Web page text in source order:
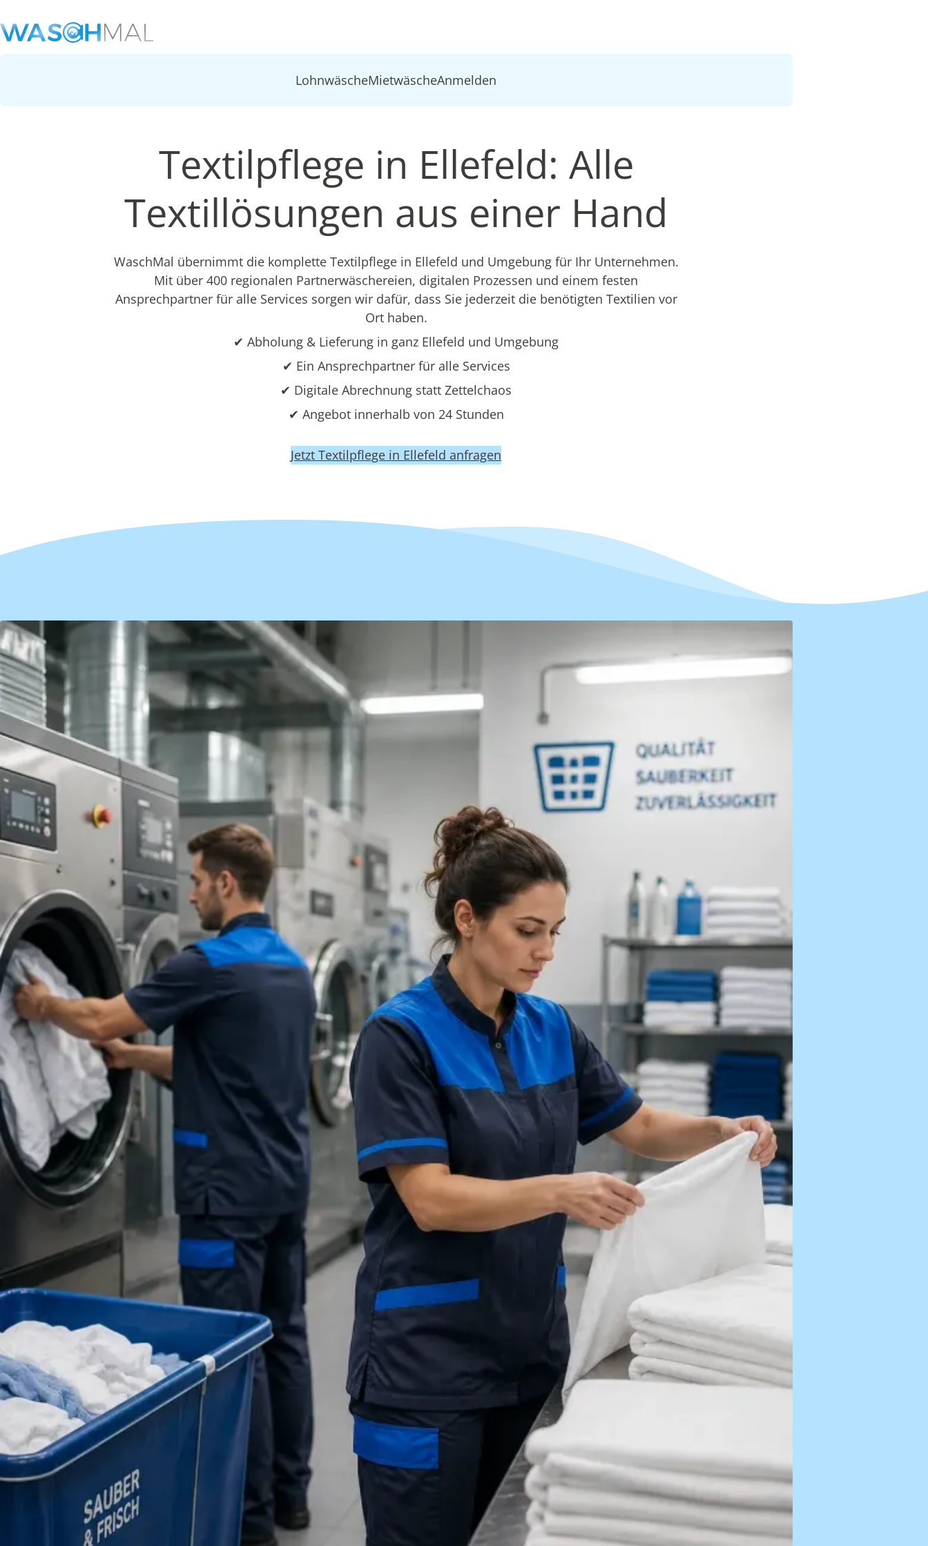
LohnwäscheMietwäscheAnmelden
Textilpflege in Ellefeld: Alle
Textillösungen aus einer Hand
WaschMal übernimmt die komplette Textilpflege in Ellefeld und Umgebung für Ihr Unternehmen.
Mit über 400 regionalen Partnerwäschereien, digitalen Prozessen und einem festen
Ansprechpartner für alle Services sorgen wir dafür, dass Sie jederzeit die benötigten Textilien vor
Ort haben.
✔ Abholung & Lieferung in ganz Ellefeld und Umgebung
✔ Ein Ansprechpartner für alle Services
✔ Digitale Abrechnung statt Zettelchaos
✔ Angebot innerhalb von 24 Stunden
Jetzt Textilpflege in Ellefeld anfragen